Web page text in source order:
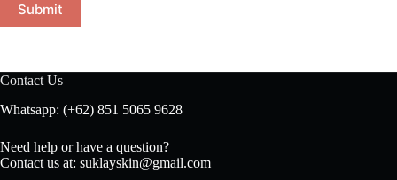
Submit
Contact Us
Whatsapp: (+62) 851 5065 9628
Need help or have a question?
Contact us at: suklayskin@gmail.com